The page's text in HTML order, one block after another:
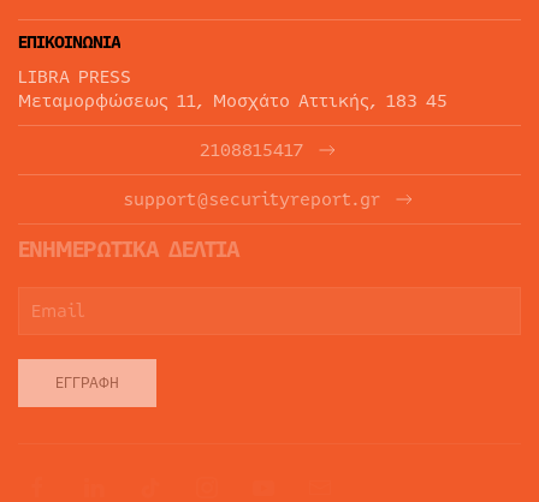
ΕΠΙΚΟΙΝΩΝΙΑ
LIBRA PRESS
Μεταμορφώσεως 11, Μοσχάτο Αττικής, 183 45
2108815417
support@securityreport.gr
ΕΝΗΜΕΡΩΤΙΚΑ ΔΕΛΤΙΑ
ΕΓΓΡΑΦΉ